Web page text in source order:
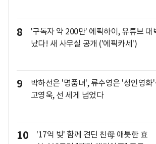
8
'구독자 약 200만' 에픽하이, 유튜브 대
났다! 새 사무실 공개 ('에픽카세')
9
박하선은 '명품녀', 류수영은 '성인영
고영욱, 선 세게 넘었다
10
'17억 빚' 함께 견딘 친母 애틋한 효